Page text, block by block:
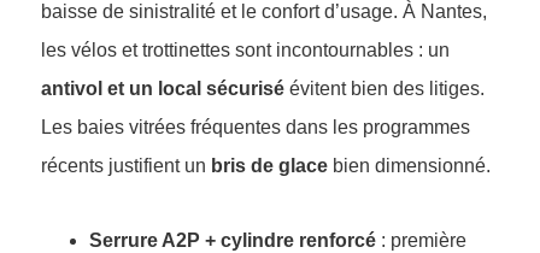
baisse de sinistralité et le confort d’usage. À Nantes,
les vélos et trottinettes sont incontournables : un
antivol et un local sécurisé évitent bien des litiges.
Les baies vitrées fréquentes dans les programmes
récents justifient un bris de glace bien dimensionné.
Serrure A2P + cylindre renforcé : première